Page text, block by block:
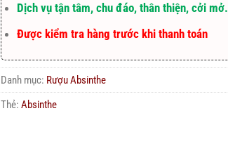
Dịch vụ tận tâm, chu đáo, thân thiện, cởi mở.
Được kiểm tra hàng trước khi thanh toán
Danh mục: Rượu Absinthe
Thẻ: Absinthe